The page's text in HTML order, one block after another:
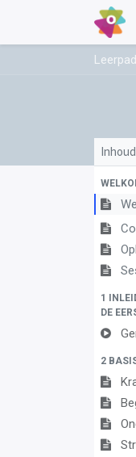
1
DE
2